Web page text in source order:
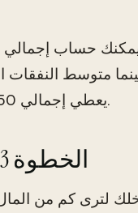
حساب إجمالي
يعطي إجمالي 2,950 دولار في النفقات الشهرية.
الخطوة 3: تقييم صحتك المالية
لترى كم من